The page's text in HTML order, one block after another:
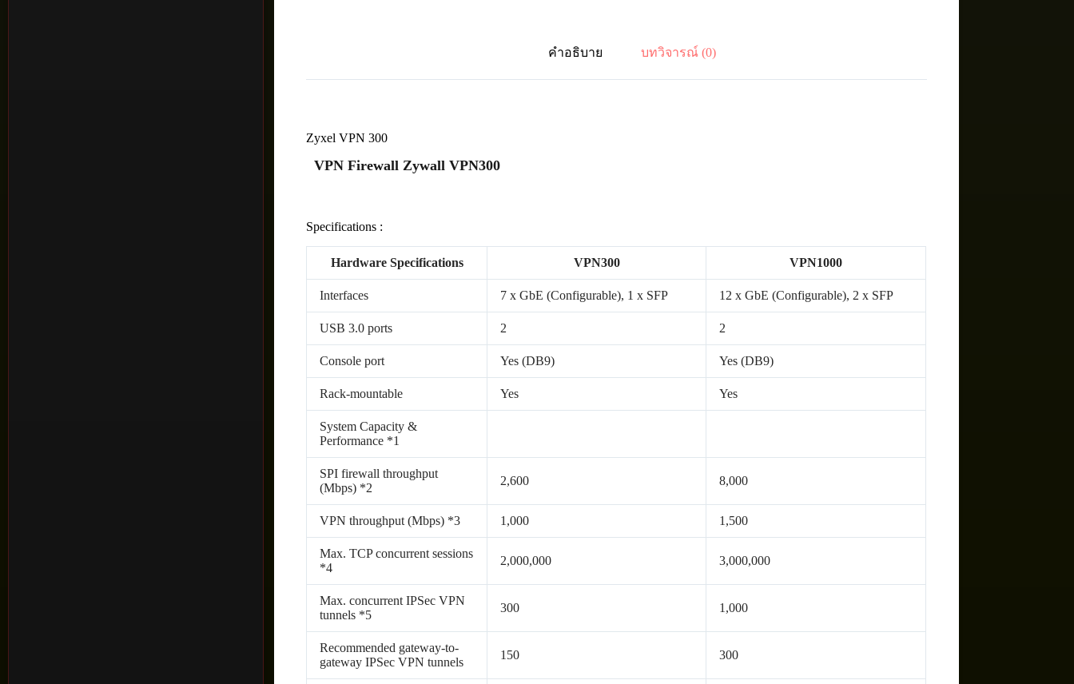
คำอธิบาย บทวิจารณ์ (0)
Zyxel VPN 300
VPN Firewall Zywall VPN300
Specifications :
Hardware Specifications VPN300 VPN1000
Interfaces 7 x GbE (Configurable), 1 x SFP 12 x GbE (Configurable), 2 x SFP
USB 3.0 ports 2 2
Console port Yes (DB9) Yes (DB9)
Rack-mountable Yes Yes
System Capacity &
Performance *1
SPI firewall throughput
(Mbps) *2
2,600 8,000
VPN throughput (Mbps) *3 1,000 1,500
Max. TCP concurrent sessions
*4
2,000,000 3,000,000
Max. concurrent IPSec VPN
tunnels *5
300 1,000
Recommended gateway-to-
gateway IPSec VPN tunnels
150 300